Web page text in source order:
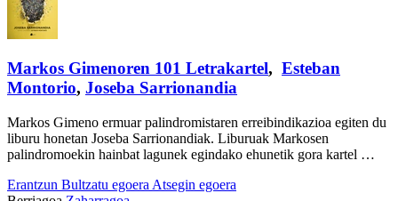
Markos Gimenoren 101 Letrakartel, Esteban
Montorio, Joseba Sarrionandia
Markos Gimeno ermuar palindromistaren erreibindikazioa egiten du
liburu honetan Joseba Sarrionandiak. Liburuak Markosen
palindromoekin hainbat lagunek egindako ehunetik gora kartel …
Erantzun Bultzatu egoera Atsegin egoera